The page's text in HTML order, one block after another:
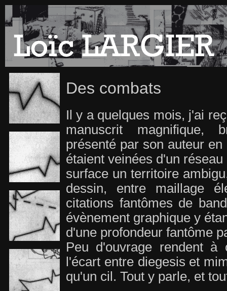
Des combats
Il y a quelques mois, j'ai
manuscrit magnifique,
présenté par son auteur
étaient veinées d'un
surface un territoire
dessin, entre maillage
citations fantômes de
évènement graphique y
d'une profondeur fantôme
Peu d'ouvrage rendent à
l'écart entre diegesis et
qu'un cil. Tout y parle, et